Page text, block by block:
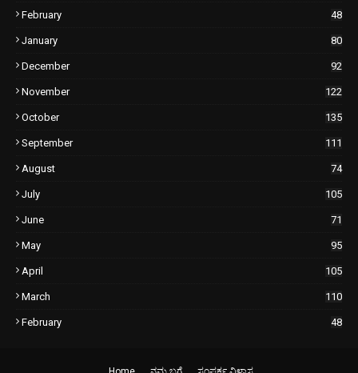
February 48
January 80
December 92
November 122
October 135
September 111
August 74
July 105
June 71
May 95
April 105
March 110
February 48